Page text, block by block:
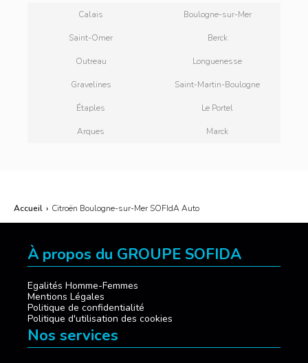
Calais Boulogne-sur-Mer
Saint-Omer Berck
Outreau Longuenesse
Gravelines Saint-Martin-Boulogne
Étaples Le Portel
Arques Marck
Accueil › Citroën Boulogne-sur-Mer SOFIdA Auto
À propos du GROUPE SOFIDA
Egalités Homme-Femmes
Mentions Légales
Politique de confidentialité
Politique d'utilisation des cookies
Nos services